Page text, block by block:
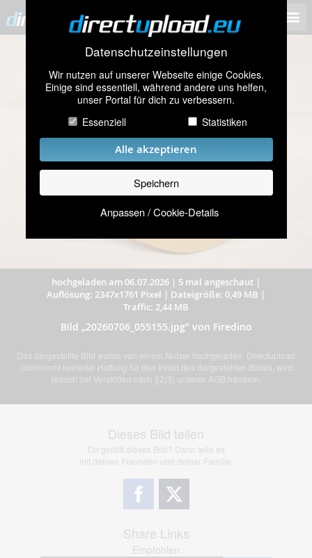
Datenschutzeinstellungen
Wir nutzen auf unserer Webseite einige Cookies.
Einige sind essentiell, während andere uns helfen,
unser Portal für dich zu verbessern.
Essenziell
Statistiken
Alle akzeptieren
Speichern
Anpassen / Cookie-Details
hochgeladen am 06.07.2026 | 5 mal angeschaut |
Auflösung: 2347x1761 Pixel | Dateigröße: 0,49 MB |
Traffic: 2,44 MB
Bild „20260706_055155.jpg” von Firedino
Das dargestellte Bild wurde von einem Nutzer hochgeladen. Directupload
übernimmt keinerlei Haftung für den Inhalt des dargestellten Bildes, wird
jedoch bei Verstößen nach §2(3) unserer AGB handeln.
Dieses Bild teilen
Dir gefällt dieses Bild? Dann teile es
mit deinen Freunden und deiner Familie.
Share Links
Empfohlen